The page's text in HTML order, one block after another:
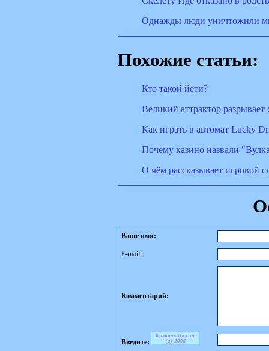
Однажды люди уничтожили
Похожие статьи:
Кто такой йети?
Великий аттрактор
Как играть в автомат Lucky
Почему казино назвали
О чём рассказывает игровой
Ваше имя:
E-mail:
Комментарий:
Введите: